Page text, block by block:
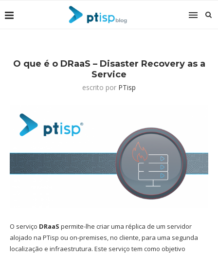
O que é o DRaaS – Disaster Recovery as a
Service
escrito por PTisp
O serviço DRaaS permite-lhe criar uma réplica de um servidor
alojado na PTisp ou on-premises, no cliente, para uma segunda
localização e infraestrutura. Este serviço tem como objetivo